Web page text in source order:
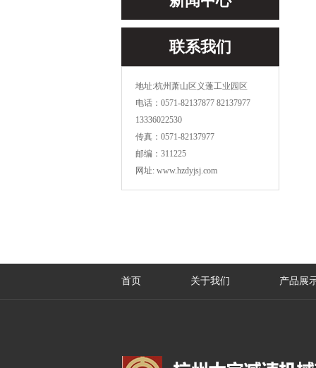
联系我们
地址:杭州萧山区义蓬工业园区
电话：0571-82137877 82137977
13336022530
传真：0571-82137977
邮编：311225
网址: www.hzdyjsj.com
首页 关于我们 产品展